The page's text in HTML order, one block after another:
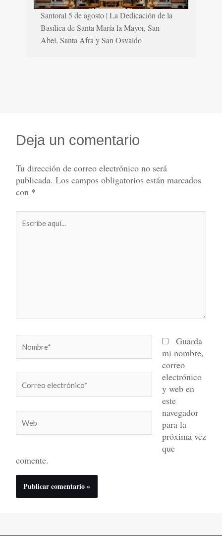
Santoral 5 de agosto | La Dedicación de la
Basílica de Santa María la Mayor, San
Abel, Santa Afra y San Osvaldo
Deja un comentario
Tu dirección de correo electrónico no será
publicada. Los campos obligatorios están marcados
con *
aquí...
electrónico*
Guarda
mi nombre,
correo
electrónico
y web en
este
navegador
para la
próxima vez
que
comente.